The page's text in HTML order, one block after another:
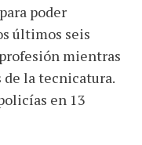
poder
últimos seis
mientras
la tecnicatura.
en 13